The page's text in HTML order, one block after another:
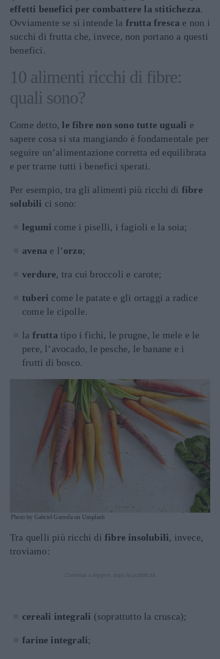
effetti benefici per combattere la stitichezza.
Ovviamente se si intende la frutta fresca e non i
succhi di frutta che, invece, non portano a questi
benefici.
10 alimenti ricchi di fibre:
quali sono?
Come detto, le fibre non sono tutte uguali e
sapere cosa si sta mangiando è fondamentale per
seguire un’alimentazione corretta ed equilibrata
e per trarne tutti i benefici sperati.
Per esempio, tra gli alimenti più ricchi di fibre
solubili ci sono:
legumi come i piselli, i fagioli e la soia;
avena e l’orzo;
verdure, tra cui broccoli e carote;
tuberi come le patate e gli ortaggi a radice
come le cipolle.
la frutta tipo i fichi, le prugne, le mele e le
pere, l’avocado, le pesche, le banane e i
frutti di bosco.
Photo by Gabriel Gurrola on Unsplash
Tra quelli più ricchi di fibre insolubili, invece,
troviamo:
cereali integrali (soprattutto la crusca);
farine integrali;